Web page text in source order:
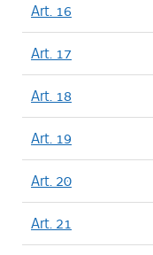
Art. 16
Art. 17
Art. 18
Art. 19
Art. 20
Art. 21